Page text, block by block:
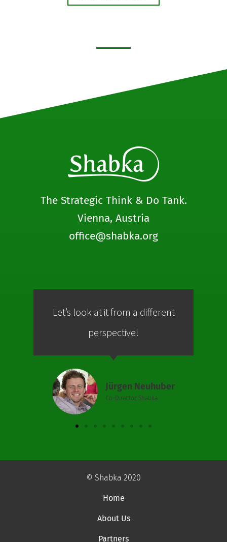
The Strategic Think & Do Tank.
Vienna, Austria
office@shabka.org
Let’s look at it from a different
perspective!
Jürgen Neuhuber
Co-Director, Shabka
© Shabka 2020
Home
About Us
Partners